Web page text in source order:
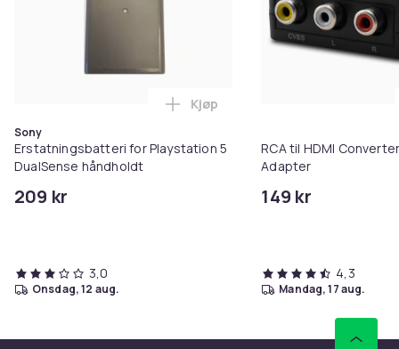
Sony
Erstatningsbatteri for Playstation 5
DualSense håndholdt
209 kr
Legg Erstatningsbatteri for
Kjøp
3,0
onsdag, 12 aug.
RCA til HDMI
Adapter
149 kr
4,3
mandag, 17 aug.